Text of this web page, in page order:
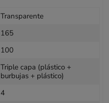
Transparente
165
100
Triple capa (plástico +
burbujas + plástico)
4